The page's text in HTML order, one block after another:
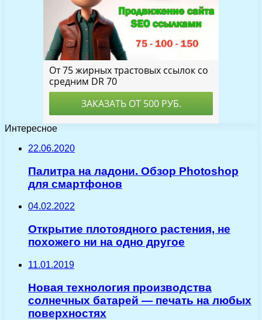
Интересное
22.06.2020
Палитра на ладони. Обзор Photoshop
для смартфонов
04.02.2022
Открытие плотоядного растения, не
похожего ни на одно другое
11.01.2019
Новая технология производства
солнечных батарей — печать на любых
поверхностях